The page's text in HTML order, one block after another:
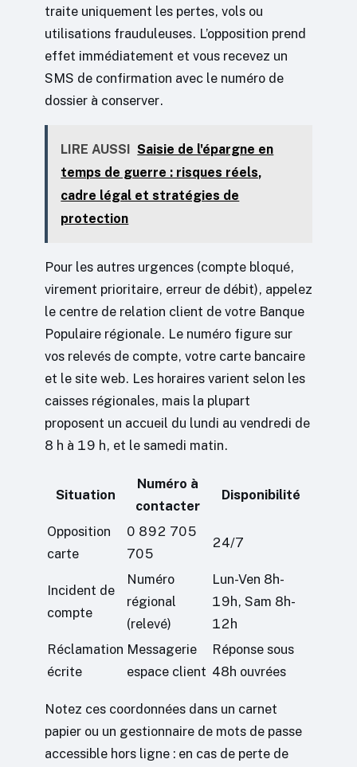
traite uniquement les pertes, vols ou
utilisations frauduleuses. L’opposition prend
effet immédiatement et vous recevez un
SMS de confirmation avec le numéro de
dossier à conserver.
LIRE AUSSI Saisie de l'épargne en
temps de guerre : risques réels,
cadre légal et stratégies de
protection
Pour les autres urgences (compte bloqué,
virement prioritaire, erreur de débit), appelez
le centre de relation client de votre Banque
Populaire régionale. Le numéro figure sur
vos relevés de compte, votre carte bancaire
et le site web. Les horaires varient selon les
caisses régionales, mais la plupart
proposent un accueil du lundi au vendredi de
8 h à 19 h, et le samedi matin.
Situation
Numéro à
contacter
Disponibilité
Opposition
carte
0 892 705
705
24/7
Incident de
compte
Numéro
régional
(relevé)
Lun-Ven 8h-
19h, Sam 8h-
12h
Réclamation
écrite
Messagerie
espace client
Réponse sous
48h ouvrées
Notez ces coordonnées dans un carnet
papier ou un gestionnaire de mots de passe
accessible hors ligne : en cas de perte de